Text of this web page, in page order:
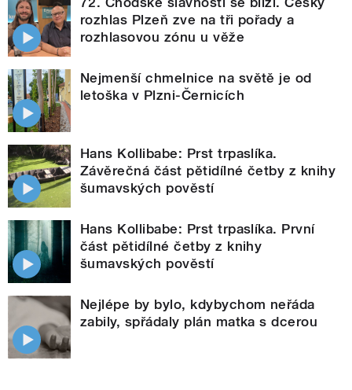
rozhlas Plzeň zve na tři pořady a
rozhlasovou zónu u věže
Nejmenší chmelnice na světě je od
letoška v Plzni-Černicích
Hans Kollibabe: Prst trpaslíka.
Závěrečná část pětidílné četby z knihy
šumavských pověstí
Hans Kollibabe: Prst trpaslíka. První
část pětidílné četby z knihy
šumavských pověstí
Nejlépe by bylo, kdybychom neřáda
zabily, spřádaly plán matka s dcerou